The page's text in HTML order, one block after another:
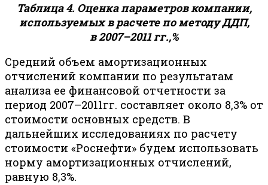
Таблица 4. Оценка параметров компании,
используемых в расчете по методу ДДП,
в 2007–2011 гг.,%
Средний объем амортизационных
отчислений компании по результатам
анализа ее финансовой отчетности за
период 2007–2011гг. составляет около 8,3% от
стоимости основных средств. В
дальнейших исследованиях по расчету
стоимости «Роснефти» будем использовать
норму амортизационных отчислений,
равную 8,3%.